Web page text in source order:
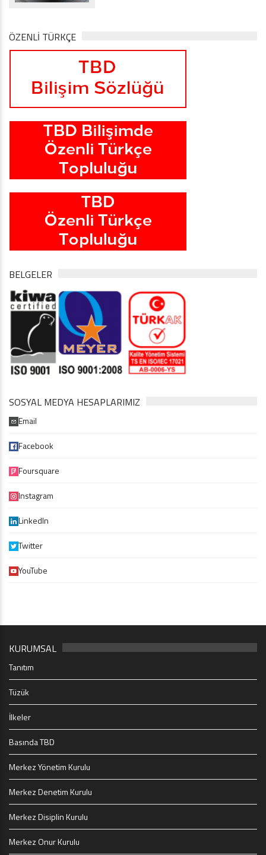
ÖZENLİ TÜRKÇE
BELGELER
SOSYAL MEDYA HESAPLARIMIZ
Email
Facebook
Foursquare
Instagram
LinkedIn
Twitter
YouTube
KURUMSAL
Tanıtım
Tüzük
İlkeler
Basında TBD
Merkez Yönetim Kurulu
Merkez Denetim Kurulu
Merkez Disiplin Kurulu
Merkez Onur Kurulu